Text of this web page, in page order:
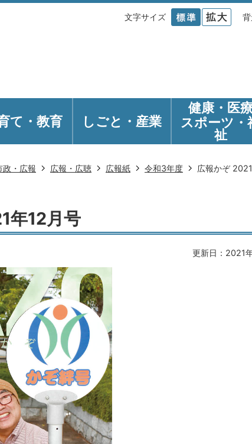
文字サイズ
て・教育 しごと・産業
健康・医
スポーツ・
祉
政・広報 広報・広聴 広報紙 令和3年度 広報かぞ
年12月号
更新日：2021